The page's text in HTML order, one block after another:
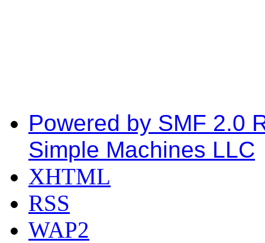
Powered by SMF 2.0
Simple Machines LLC
XHTML
RSS
WAP2